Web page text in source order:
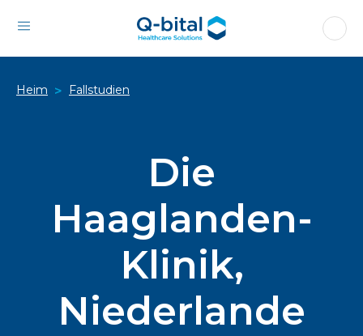
Heim > Fallstudien
Die
Haaglanden-
Klinik,
Niederlande